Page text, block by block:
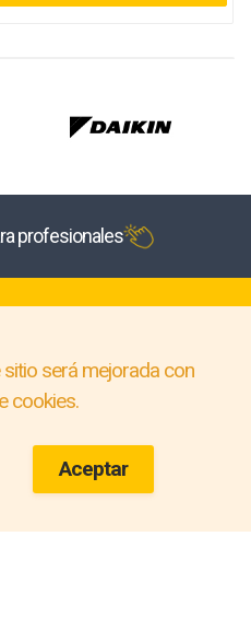
profesionales
será mejorada con
cookies.
Aceptar